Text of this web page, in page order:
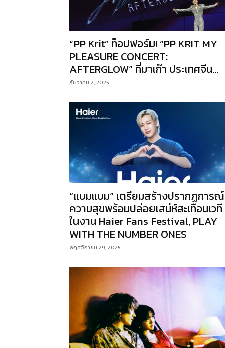
“PP Krit” ท็อปฟอร์ม! “PP KRIT MY
PLEASURE CONCERT:
AFTERGLOW” ที่มาเก๊า ประเทศจีน...
ธันวาคม 2, 2025
“แบมแบม” เตรียมสร้างปรากฏการณ์
ความสุขพร้อมปล่อยเสน่ห์สะเทือนเวที
ในงาน Haier Fans Festival, PLAY
WITH THE NUMBER ONES
พฤศจิกายน 29, 2025